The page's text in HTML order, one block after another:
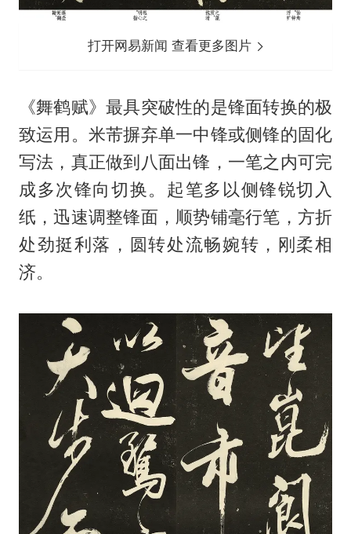
打开网易新闻 查看更多图片
《舞鹤赋》最具突破性的是锋面转换的极
致运用。米芾摒弃单一中锋或侧锋的固化
写法，真正做到八面出锋，一笔之内可完
成多次锋向切换。起笔多以侧锋锐切入
纸，迅速调整锋面，顺势铺毫行笔，方折
处劲挺利落，圆转处流畅婉转，刚柔相
济。